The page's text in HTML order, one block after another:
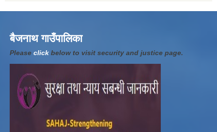
बैजनाथ गाउँपालिका
Please click below to visit security and justice page.